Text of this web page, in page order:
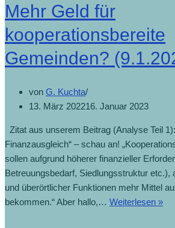
Mehr Geld für
kooperationsbereite
Gemeinden?
von G. Kuchta
13. März 202216. Januar 2023
Zitat aus unserem Beitrag (Analyse Teil
Finanzausgleich“ – schau an!
sollen aufgrund höherer finanzieller
Betreuungsbedarf, Siedlungsstruktur etc.),
und überörtlicher Funktionen mehr Mittel
bekommen.“ Aber hallo,… Weiterlesen »